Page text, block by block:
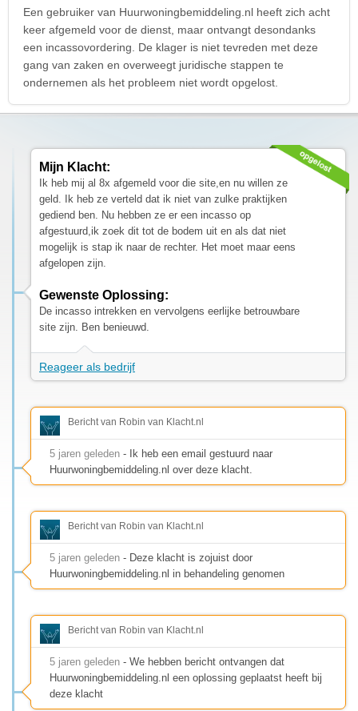
Een gebruiker van Huurwoningbemiddeling.nl heeft zich acht
keer afgemeld voor de dienst, maar ontvangt desondanks
een incassovordering. De klager is niet tevreden met deze
gang van zaken en overweegt juridische stappen te
ondernemen als het probleem niet wordt opgelost.
Mijn Klacht:
Ik heb mij al 8x afgemeld voor die site,en nu willen ze
geld. Ik heb ze verteld dat ik niet van zulke praktijken
gediend ben. Nu hebben ze er een incasso op
afgestuurd,ik zoek dit tot de bodem uit en als dat niet
mogelijk is stap ik naar de rechter. Het moet maar eens
afgelopen zijn.
Gewenste Oplossing:
De incasso intrekken en vervolgens eerlijke betrouwbare
site zijn. Ben benieuwd.
Reageer als bedrijf
Bericht van Robin van Klacht.nl
5 jaren geleden - Ik heb een email gestuurd naar
Huurwoningbemiddeling.nl over deze klacht.
Bericht van Robin van Klacht.nl
5 jaren geleden - Deze klacht is zojuist door
Huurwoningbemiddeling.nl in behandeling genomen
Bericht van Robin van Klacht.nl
5 jaren geleden - We hebben bericht ontvangen dat
Huurwoningbemiddeling.nl een oplossing geplaatst heeft bij
deze klacht